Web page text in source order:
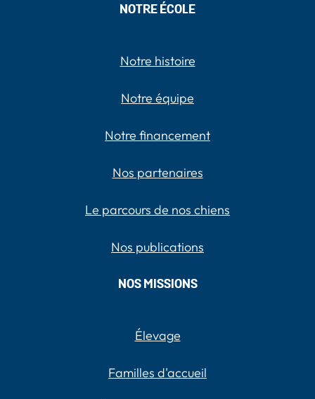
NOTRE ÉCOLE
Notre histoire
Notre équipe
Notre financement
Nos partenaires
Le parcours de nos chiens
Nos publications
NOS MISSIONS
Élevage
Familles d'accueil